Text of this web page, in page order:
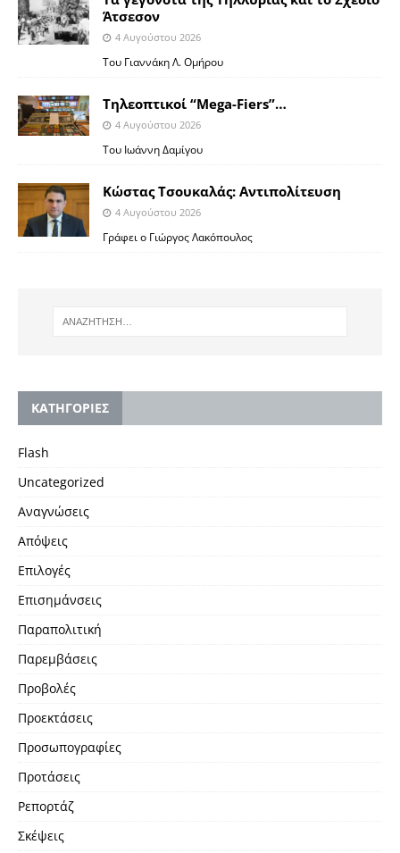
Άτσεσον
4 Αυγούστου 2026
Toυ Γιαννάκη Λ. Ομήρου
Tηλεοπτικοί “Mega-Fiers”…
4 Αυγούστου 2026
Toυ Ιωάννη Δαμίγου
Κώστας Τσουκαλάς: Αντιπολίτευση
4 Αυγούστου 2026
Γράφει ο Γιώργος Λακόπουλος
KΑΤΗΓΟΡΙΕΣ
Flash
Uncategorized
Αναγνώσεις
Απόψεις
Επιλογές
Επισημάνσεις
Παραπολιτική
Παρεμβάσεις
Προβολές
Προεκτάσεις
Προσωπογραφίες
Προτάσεις
Ρεπορτάζ
Σκέψεις